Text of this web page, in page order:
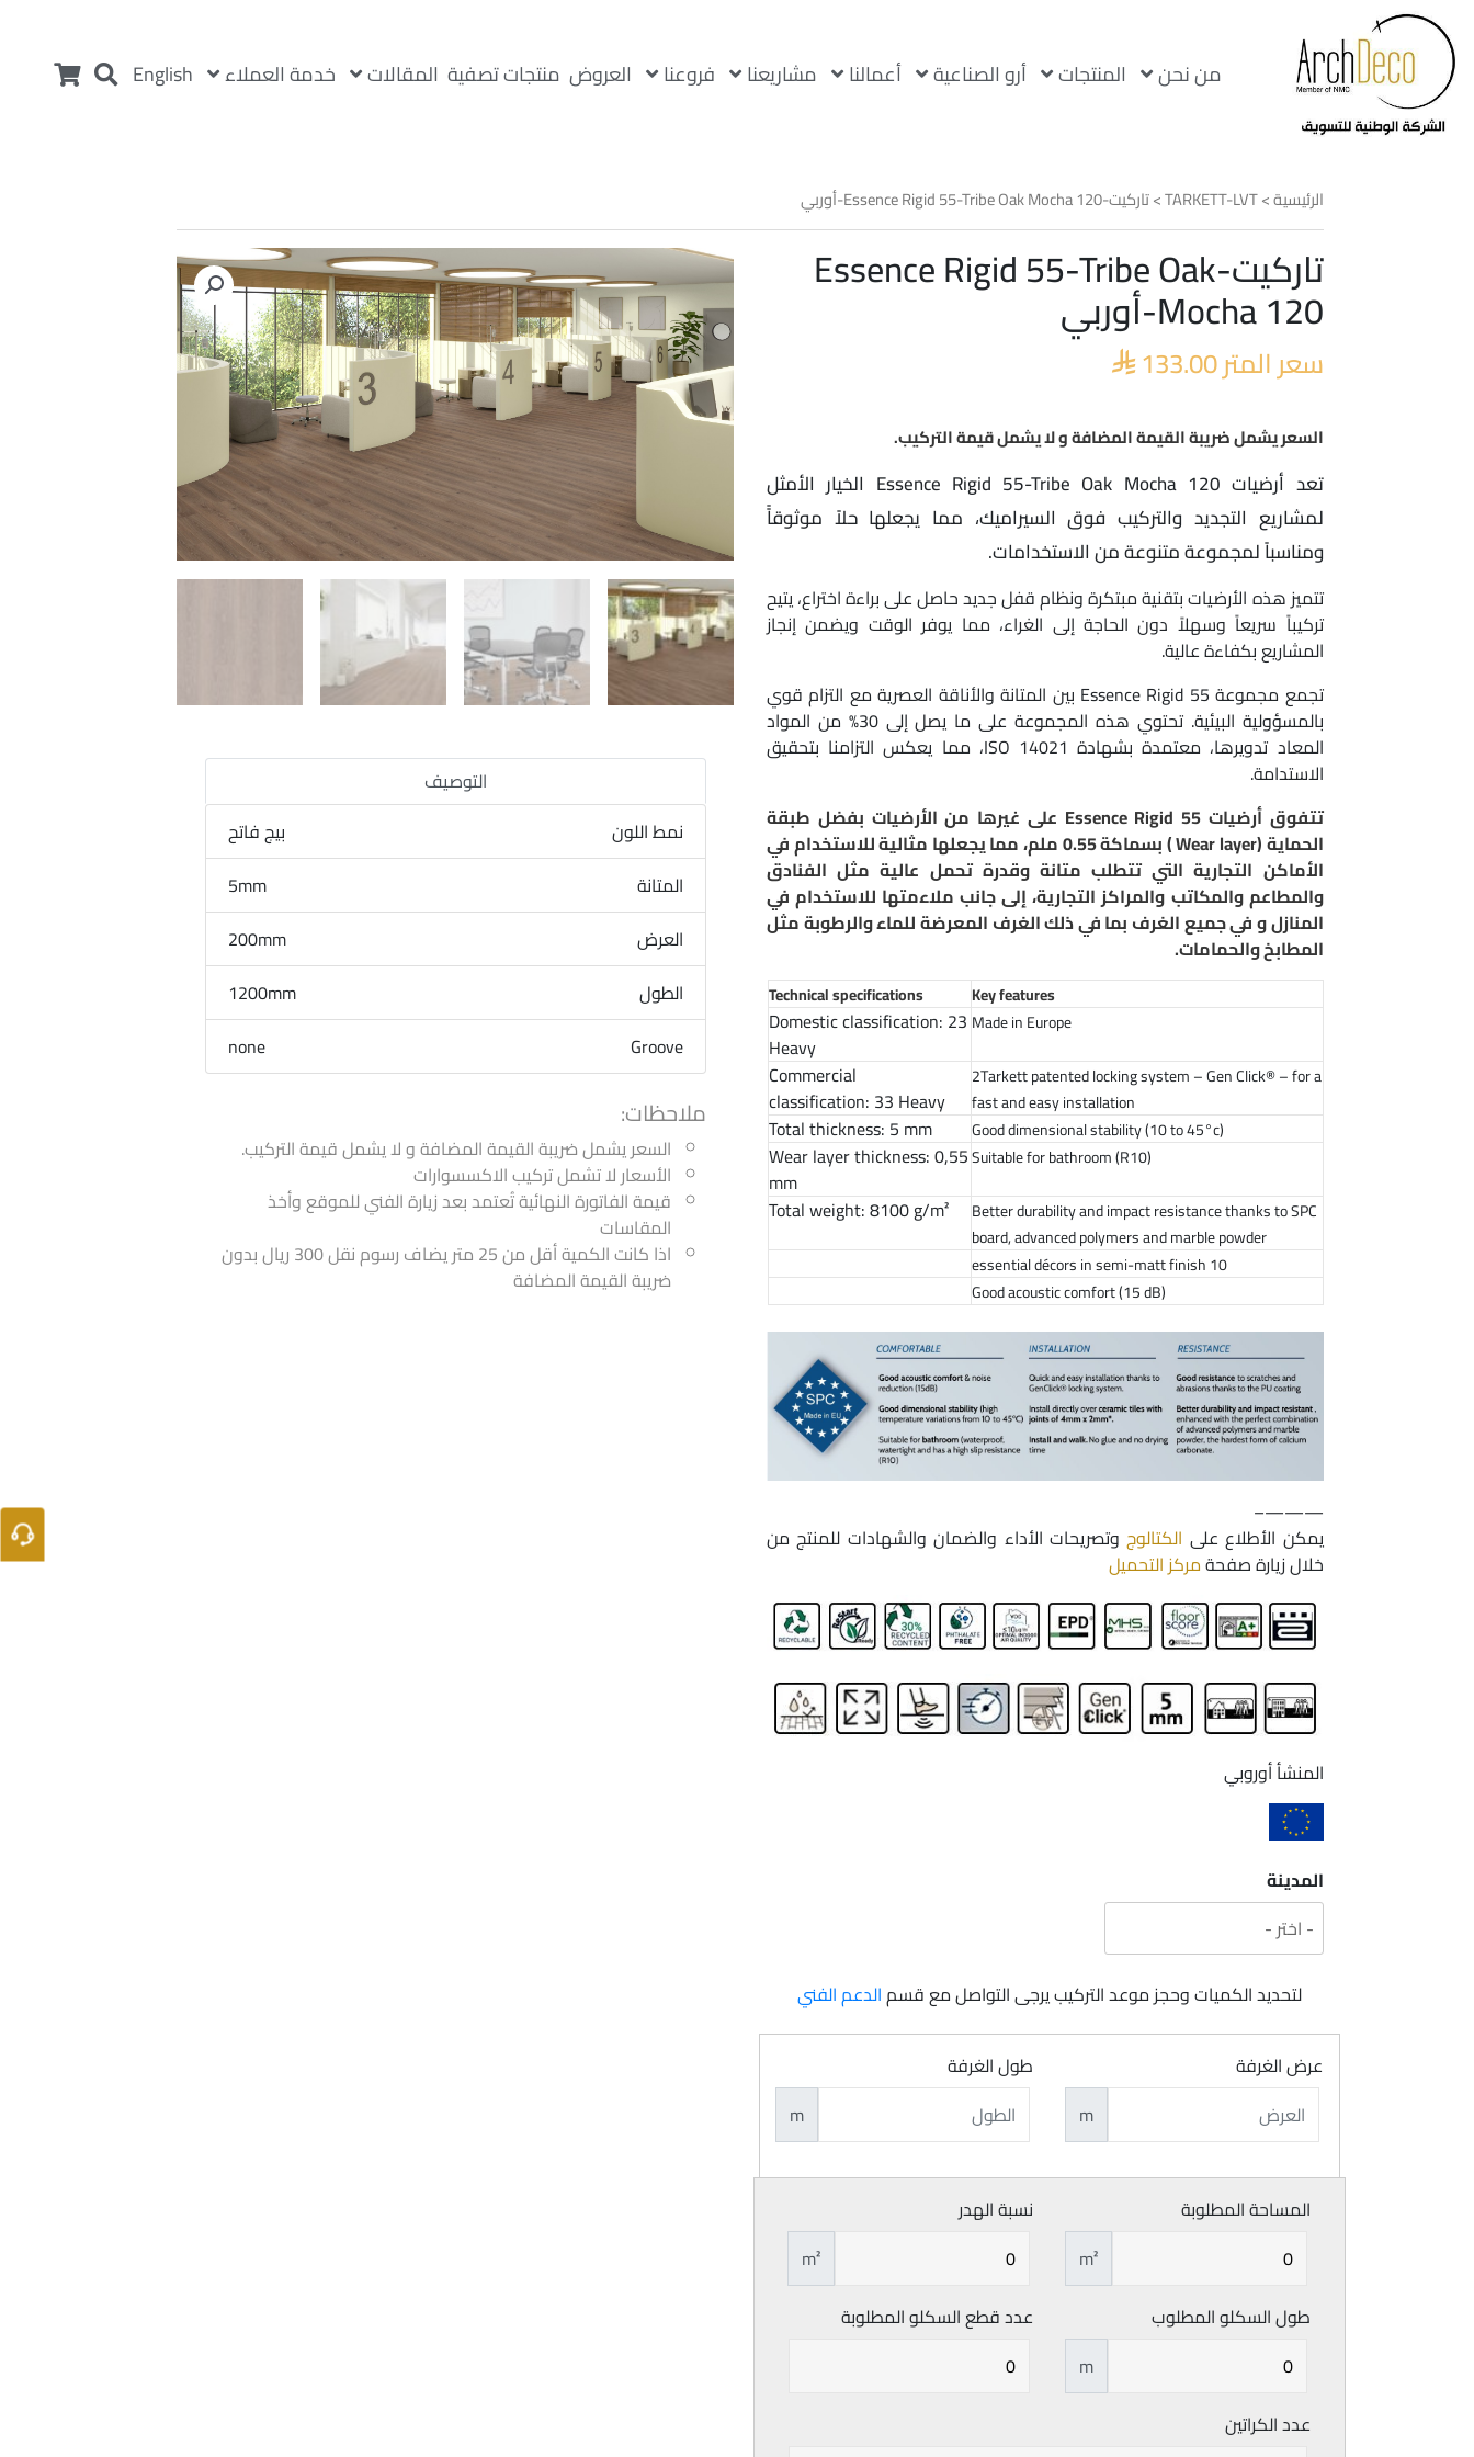
من نحن المنتجات أرو الصناعية أعمالنا مشاريعنا فروعنا العروض منتجات تصفية المقالات خدمة العملاء English
الرئيسية>
TARKETT-LVT> تاركيت-Essence Rigid 55-Tribe Oak Mocha 120-أوربي
تاركيت-Essence Rigid 55-Tribe Oak
Mocha 120-أوربي
سعر المتر 133.00
السعر يشمل ضريبة القيمة المضافة و لا يشمل قيمة التركيب.
تعد أرضيات Essence Rigid 55-Tribe Oak Mocha 120 الخيار الأمثل
لمشاريع التجديد والتركيب فوق السيراميك، مما يجعلها حلاً موثوقاًً
ومناسباً لمجموعة متنوعة من الاستخدامات.
تتميز هذه الأرضيات بتقنية مبتكرة ونظام قفل جديد حاصل على براءة اختراع، يتيح
تركيباً سريعاً وسهلاً دون الحاجة إلى الغراء، مما يوفر الوقت ويضمن إنجاز
المشاريع بكفاءة عالية.
تجمع مجموعة Essence Rigid 55 بين المتانة والأناقة العصرية مع التزام قوي
بالمسؤولية البيئية. تحتوي هذه المجموعة على ما يصل إلى 30% من المواد
المعاد تدويرها، معتمدة بشهادة ISO 14021، مما يعكس التزامنا بتحقيق
الاستدامة.
تتفوق أرضيات Essence Rigid 55 على غيرها من الأرضيات بفضل طبقة
الحماية (Wear layer ) بسماكة 0.55 ملم، مما يجعلها مثالية للاستخدام في
الأماكن التجارية التي تتطلب متانة وقدرة تحمل عالية مثل الفنادق
والمطاعم والمكاتب والمراكز التجارية، إلى جانب ملاءمتها للاستخدام في
المنازل و في جميع الغرف بما في ذلك الغرف المعرضة للماء والرطوبة مثل
المطابخ والحمامات.
Key features
Technical specifications
Made in Europe
Domestic classification: 23
Heavy
2Tarkett patented locking system – Gen Click® – for a
fast and easy installation
Commercial
classification: 33 Heavy
Good dimensional stability (10 to 45°c)
Total thickness: 5 mm
Suitable for bathroom (R10)
Wear layer thickness:0,55
mm
Better durability and impact resistance thanks to SPC
board, advanced polymers and marble powder
Total weight:8100 g/m²
10 essential décors in semi-matt finish
Good acoustic comfort (15 dB)
———–
يمكن الأطلاع على الكتالوجوتصريحات الأداء والضمان والشهادات للمنتج من
خلال زيارة صفحةمركز التحميل
المنشأ أوروبي
المدينة
لتحديد الكميات وحجز موعد التركيب يرجى التواصل مع قسمالدعم الفني
عرض الغرفة
m
طول الغرفة
m
المساحة المطلوبة
m²
نسبة الهدر
m²
طول السكلو المطلوب
m
عدد قطع السكلو المطلوبة
عدد الكراتين
التوصيف
نمط اللون
بيج فاتح
المتانة
5mm
العرض
200mm
الطول
1200mm
Groove
none
ملاحظات:
السعر يشمل ضريبة القيمة المضافة و لا يشمل قيمة التركيب.
الأسعار لا تشمل تركيب الاكسسوارات
قيمة الفاتورة النهائية تُعتمد بعد زيارة الفني للموقع وأخذ
المقاسات
اذا كانت الكمية أقل من 25 متر يضاف رسوم نقل 300 ريال بدون
ضريبة القيمة المضافة